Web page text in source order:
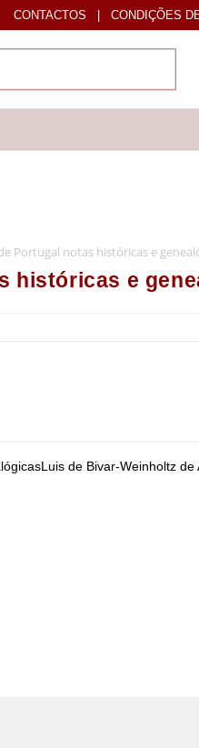
CONTACTOS | CONDIÇÕES
Portugal notas históricas e
históricas e
de Bivar-Weinholtz